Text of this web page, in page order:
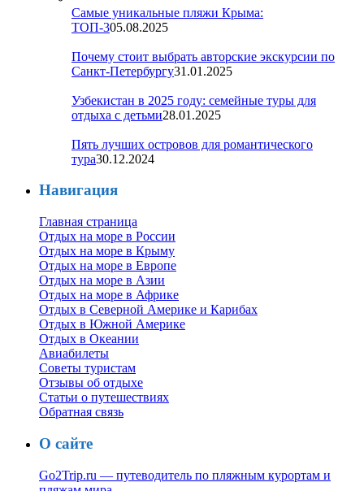
Самые уникальные пляжи Крыма:
ТОП-305.08.2025
Почему стоит выбрать авторские экскурсии по
Санкт-Петербургу31.01.2025
Узбекистан в 2025 году: семейные туры для
отдыха с детьми28.01.2025
Пять лучших островов для романтического
тура30.12.2024
Навигация
Главная страница
Отдых на море в России
Отдых на море в Крыму
Отдых на море в Европе
Отдых на море в Азии
Отдых на море в Африке
Отдых в Северной Америке и Карибах
Отдых в Южной Америке
Отдых в Океании
Авиабилеты
Советы туристам
Отзывы об отдыхе
Статьи о путешествиях
Обратная связь
О сайте
Go2Trip.ru — путеводитель по пляжным курортам и